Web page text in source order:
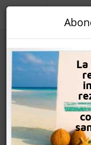
PROMO
CAUTA
OFERTA
DESPRE NOI
LOGIN